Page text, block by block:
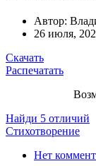
Автор:
26 июля,
Скачать
Распечатать
Найди 5 отличий
Стихотворение
Нет